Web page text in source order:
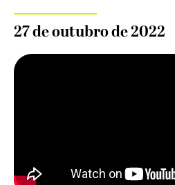
27 de outubro de 2022